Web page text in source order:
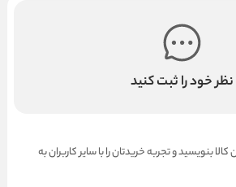
نظر خود را ثبت کنید
بنویسید و تجربه خریدتان را با سایر کاربران به